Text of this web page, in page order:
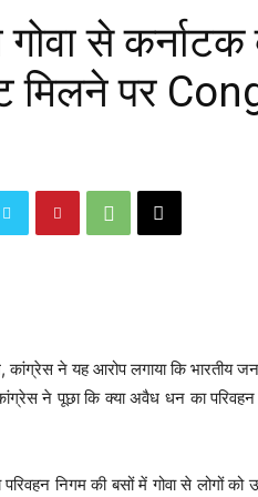
से
मिलने पर
ने यह आरोप लगाया कि भारतीय
ने पूछा कि क्या अवैध धन का परिवहन
निगम की बसों में गोवा से लोगों को